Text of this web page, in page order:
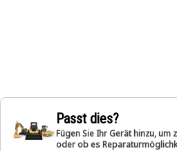
Passt dies?
Fügen Sie Ihr Gerät hinzu,
oder ob es